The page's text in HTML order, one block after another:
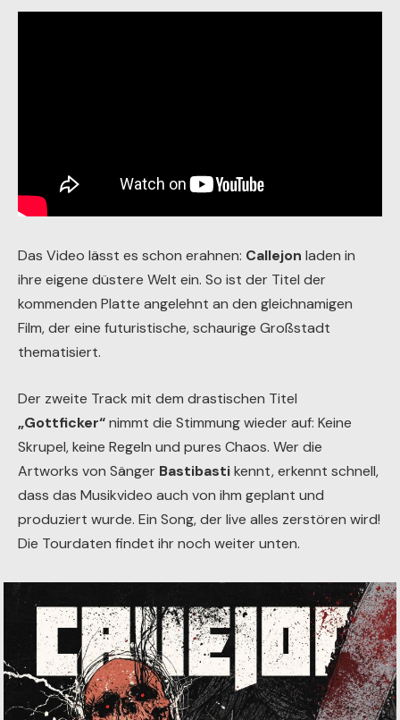
Das Video lässt es schon erahnen: Callejon laden in
ihre eigene düstere Welt ein. So ist der Titel der
kommenden Platte angelehnt an den gleichnamigen
Film, der eine futuristische, schaurige Großstadt
thematisiert.
Der zweite Track mit dem drastischen Titel
„Gottficker“nimmt die Stimmung wieder auf: Keine
Skrupel, keine Regeln und pures Chaos. Wer die
Artworks von Sänger Bastibastikennt, erkennt schnell,
dass das Musikvideo auch von ihm geplant und
produziert wurde. Ein Song, der live alles zerstören wird!
Die Tourdaten findet ihr noch weiter unten.